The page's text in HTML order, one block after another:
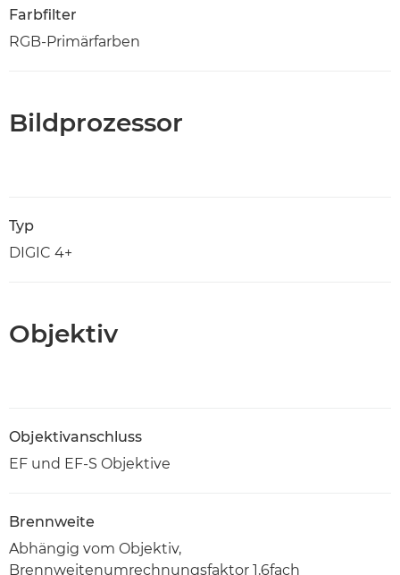
Farbfilter
RGB-Primärfarben
Bildprozessor
Typ
DIGIC 4+
Objektiv
Objektivanschluss
EF und EF-S Objektive
Brennweite
Abhängig vom Objektiv,
Brennweitenumrechnungsfaktor 1,6fach